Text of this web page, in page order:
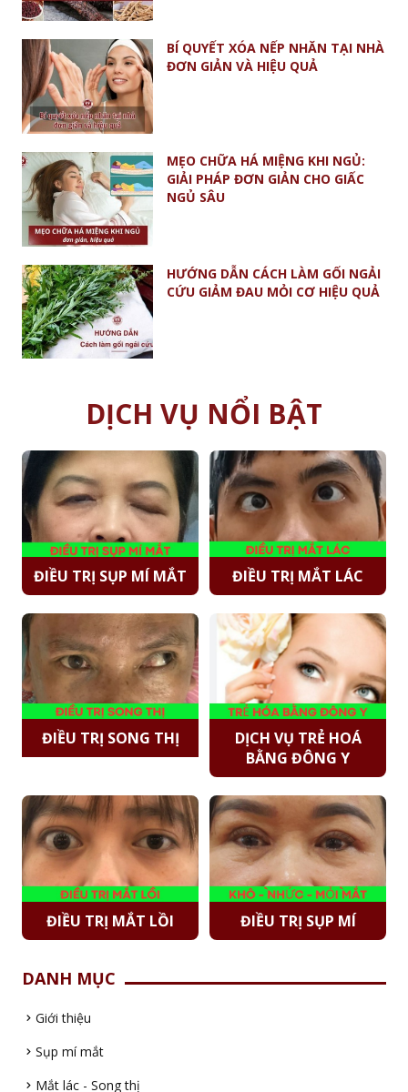
BÍ QUYẾT XÓA NẾP NHĂN TẠI NHÀ
ĐƠN GIẢN VÀ HIỆU QUẢ
MẸO CHỮA HÁ MIỆNG KHI NGỦ:
GIẢI PHÁP ĐƠN GIẢN CHO GIẤC
NGỦ SÂU
HƯỚNG DẪN CÁCH LÀM GỐI NGẢI
CỨU GIẢM ĐAU MỎI CƠ HIỆU QUẢ
DỊCH VỤ NỔI BẬT
ĐIỀU TRỊ SỤP MÍ MẮT ĐIỀU TRỊ MẮT LÁC
ĐIỀU TRỊ SONG THỊ
DỊCH VỤ TRẺ HOÁ
BẰNG ĐÔNG Y
ĐIỀU TRỊ MẮT LỒI ĐIỀU TRỊ SỤP MÍ
DANH MỤC
Giới thiệu
Sụp mí mắt
Mắt lác - Song thị